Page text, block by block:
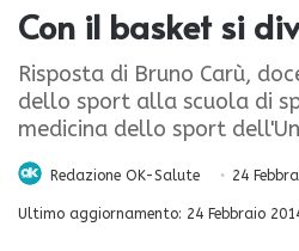
Con il basket si
Risposta di Bruno Carù,
dello sport alla scuola di
medicina dello sport
Redazione OK-Salute 24
Ultimo aggiornamento: 24 Febbraio